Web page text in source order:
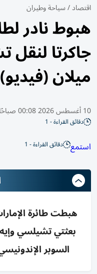
اقتصاد/سياحة وطيران
جاكرتا
ميلان (فيديو)
10 أغسطس 2026 00:08 صباحًا
دقائق القراءة - 1
استمع دقائق القراءة - 1
بعثتي تشيلسي
السوبر الإندونيسي 2026 وسط اهتمام